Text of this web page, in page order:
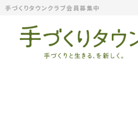
手づくりタウンクラブ会員募集中